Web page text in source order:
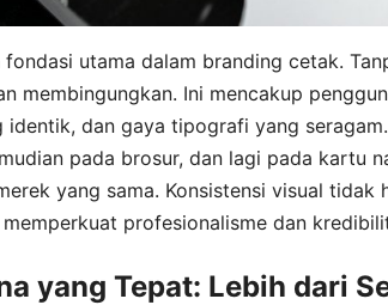
fondasi utama dalam branding cetak.
membingungkan. Ini mencakup
identik, dan gaya tipografi yang
pada brosur, dan lagi pada kartu
yang sama. Konsistensi visual tidak
profesionalisme dan
yang Tepat: Lebih dari